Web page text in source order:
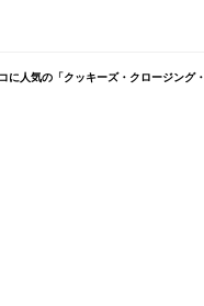
に人気の「クッキーズ・クロージング